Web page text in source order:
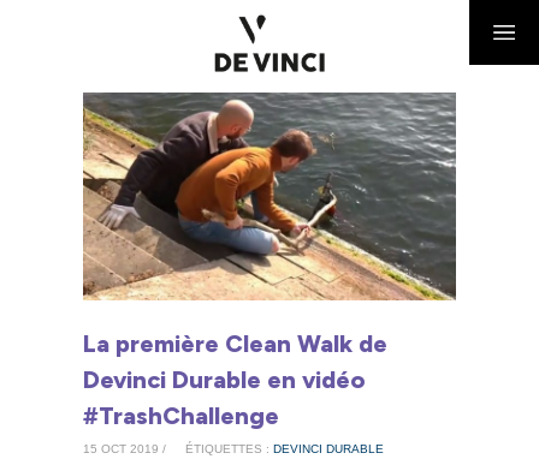
La première Clean Walk de
Devinci Durable en vidéo
#TrashChallenge
15 OCT 2019 / ÉTIQUETTES : DEVINCI DURABLE